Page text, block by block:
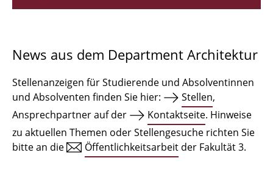
Qualifikationsprofil
Institute
Einrichtungen
Zeichensäle
News aus dem Department Architektur
Stellenanzeigen für Studierende und Absolventinnen
und Absolventen finden Sie hier:
Stellen,
Ansprechpartner auf der
Kontaktseite. Hinweise
zu aktuellen Themen oder Stellengesuche richten Sie
bitte an die
Öffentlichkeitsarbeit der Fakultät 3.